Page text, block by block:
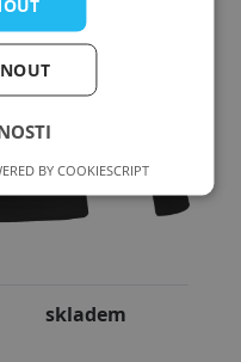
skladem
BY COOKIESCRIPT